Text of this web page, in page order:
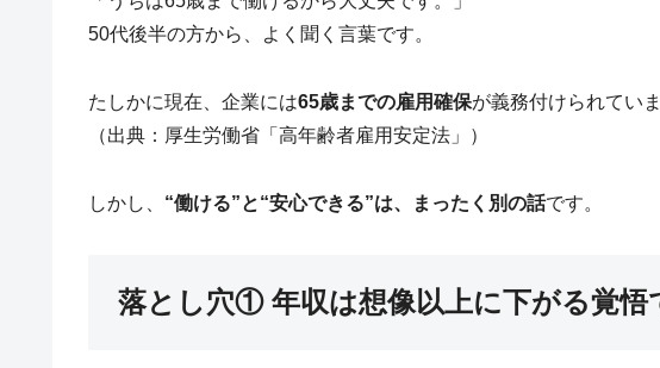
50代後半の方から、よく聞く言葉です。
たしかに現在、企業には65歳までの雇用確保が義務付けられていま
（出典：厚生労働省「高年齢者雇用安定法」）
しかし、 “働ける”と“安心できる”は、まったく別の話です。
落とし穴① 年収は想像以上に下がる覚悟